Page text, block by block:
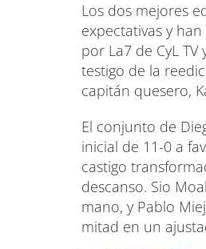
Los dos mejores
expectativas y
por La7 de CyL
testigo de la
capitán quesero,
El conjunto de
inicial de 11-0 a
castigo
descanso. Sio
mano, y Pablo
mitad en un